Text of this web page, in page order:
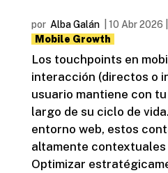
por Alba Galán 10 Abr 2026
Mobile Growth
Los touchpoints en
interacción (directos o
usuario mantiene con
largo de su ciclo de
entorno web, estos
altamente contextuales
Optimizar